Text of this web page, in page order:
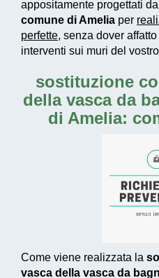
appositamente progettati da
comune di Amelia per
perfette, senza dover
interventi sui muri del
sostituzione
della vasca da
di Amelia:
Come viene realizzata la
vasca della vasca da